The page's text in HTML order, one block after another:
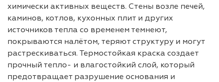
химически активных веществ. Стены возле печей,
каминов, котлов, кухонных плит и других
источников тепла со временем темнеют,
покрываются налётом, теряют структуру и могут
растрескиваться. Термостойкая краска создает
прочный тепло- и влагостойкий слой, который
предотвращает разрушение основания и